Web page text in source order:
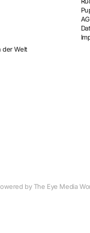
der Welt
by The Eye Media